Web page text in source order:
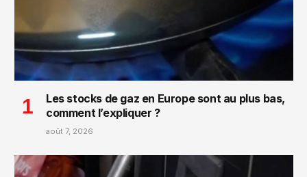
Les stocks de gaz en Europe sont au plus bas,
comment l’expliquer ?
août 7, 2026